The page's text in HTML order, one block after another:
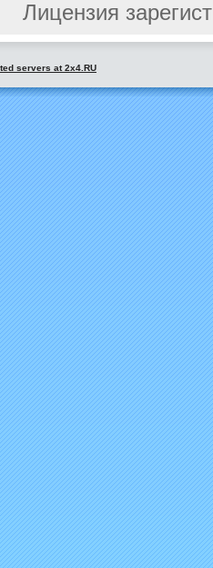
Лицензия
servers at 2x4.RU